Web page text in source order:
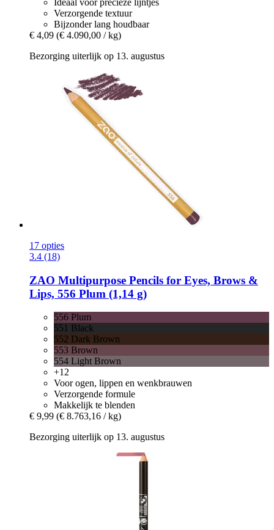
Ideaal voor precieze lijntjes
Verzorgende textuur
Bijzonder lang houdbaar
€ 4,09 (€ 4.090,00 / kg)
Bezorging uiterlijk op 13. augustus
17 opties
3.4 (18)
ZAO Multipurpose Pencils for Eyes, Brows &
Lips, 556 Plum (1,14 g)
556 Plum
551 Black
552 Dark Brown
553 Brown
554 Light Brown
+12
Voor ogen, lippen en wenkbrauwen
Verzorgende formule
Makkelijk te blenden
€ 9,99 (€ 8.763,16 / kg)
Bezorging uiterlijk op 13. augustus